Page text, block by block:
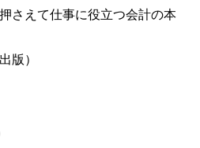
さえて仕事に役立つ会計の本
版）